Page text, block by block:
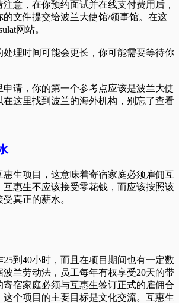
意，在你预约面试并在线支付费用后，
文件提交给波兰大使馆/领事馆。在这
网站。
处理时间可能会更长，你可能需要等待你
请，你的第一个参考点应该是波兰大使
在这里找到波兰的海外机构，别忘了查看
生项目，这意味着寄宿家庭必须雇佣互
互惠生不应该接受零花钱，而应该按照该
真正的薪水。
到40小时，而且在项目期间也有一定数
兰劳动法，员工每年有权享受20天的带
宿家庭必须与互惠生签订正式的雇佣合
这个项目的主要目标是文化交流。互惠生